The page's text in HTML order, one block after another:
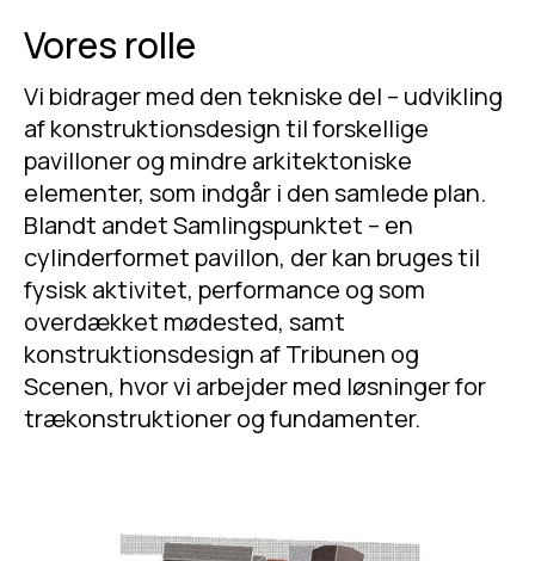
Vores rolle
Vi bidrager med den tekniske del – udvikling
af konstruktionsdesign til forskellige
pavilloner og mindre arkitektoniske
elementer, som indgår i den samlede plan.
Blandt andet Samlingspunktet – en
cylinderformet pavillon, der kan bruges til
fysisk aktivitet, performance og som
overdækket mødested, samt
konstruktionsdesign af Tribunen og
Scenen, hvor vi arbejder med løsninger for
trækonstruktioner og fundamenter.